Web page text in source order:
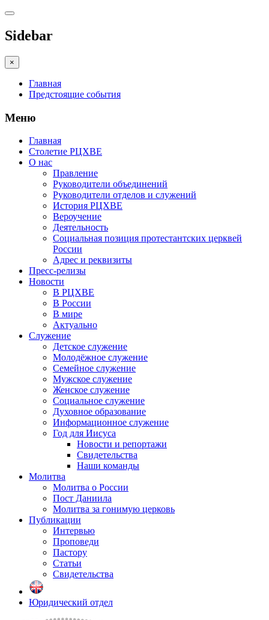
Sidebar
×
Главная
Предстоящие события
Меню
Главная
Столетие РЦХВЕ
О нас
Правление
Руководители объединений
Руководители отделов и служений
История РЦХВЕ
Вероучение
Деятельность
Социальная позиция протестантских церквей
России
Адрес и реквизиты
Пресс-релизы
Новости
В РЦХВЕ
В России
В мире
Актуально
Служение
Детское служение
Молодёжное служение
Семейное служение
Мужское служение
Женское служение
Социальное служение
Духовное образование
Информационное служение
Год для Иисуса
Новости и репортажи
Свидетельства
Наши команды
Молитва
Молитва о России
Пост Даниила
Молитва за гонимую церковь
Публикации
Интервью
Проповеди
Пастору
Статьи
Свидетельства
Юридический отдел